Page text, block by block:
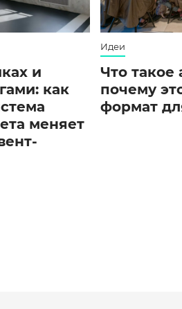
и
как
меняет
Идеи
Что такое
почему
формат